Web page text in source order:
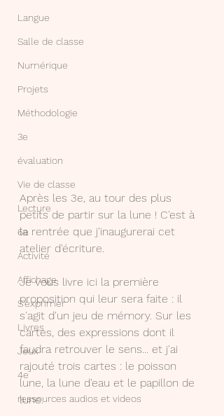
Langue
Salle de classe
Numérique
Projets
Méthodologie
3e
évaluation
Vie de classe
Lecture
6e
Activité
Affichage
S'exprimer
Livres
Jeux
4e
ressources audios et videos
Après les 3e, au tour des plus
petits de partir sur la lune ! C'est à
la rentrée que j'inaugurerai cet
atelier d'écriture.
Je vous livre ici la première
proposition qui leur sera faite : il
s'agit d'un jeu de mémory. Sur les
cartes, des expressions dont il
faudra retrouver le sens... et j'ai
rajouté trois cartes : le poisson
lune, la lune d'eau et le papillon de
lune.